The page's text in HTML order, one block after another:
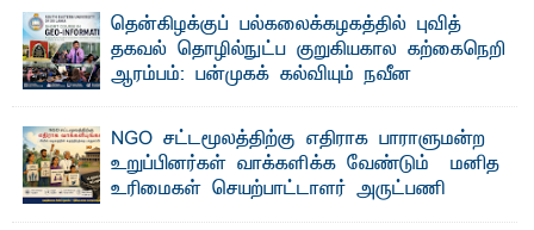
"ஒ ரு மாணவனின் அல்லது மாணவியின் கனவு என்னால்
கலைக்கப்படாது" என்ற உறுதியை ஒவ்வொரு மாணவரும் ...
தென்கிழக்குப் பல்கலைக்கழகத்தில் புவித்
தகவல் தொழில்நுட்ப குறுகியகால கற்கைநெறி
ஆரம்பம்: பன்முகக் கல்வியும் நவீன
பேராசிரியர் எம். எம். பாஸில்
தெ ன்கிழக்குப் பல்கலைக்கழகத்தின் கலை மற்றும் கலாசார
பீடத்தின் புவியியல் துறையினால் ...
NGO சட்டமூலத்திற்கு எதிராக பாராளுமன்ற
உறுப்பினர்கள் வாக்களிக்க வேண்டும் – மனித
உரிமைகள் செயற்பாட்டாளர் அருட்பணி